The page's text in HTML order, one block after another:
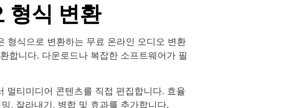
형식 변환
형식으로 변환하는 무료 온라인 오디오 변환
합니다. 다운로드나 복잡한 소프트웨어가 필
멀티미디어 콘텐츠를 직접 편집합니다. 효율
, 잘라내기, 병합 및 효과를 추가합니다.